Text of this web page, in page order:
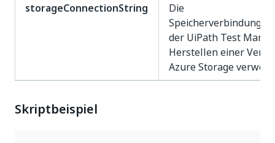
storageConnectionString
Die
der UiPath Test
Herstellen einer
Azure Storage
Skriptbeispiel